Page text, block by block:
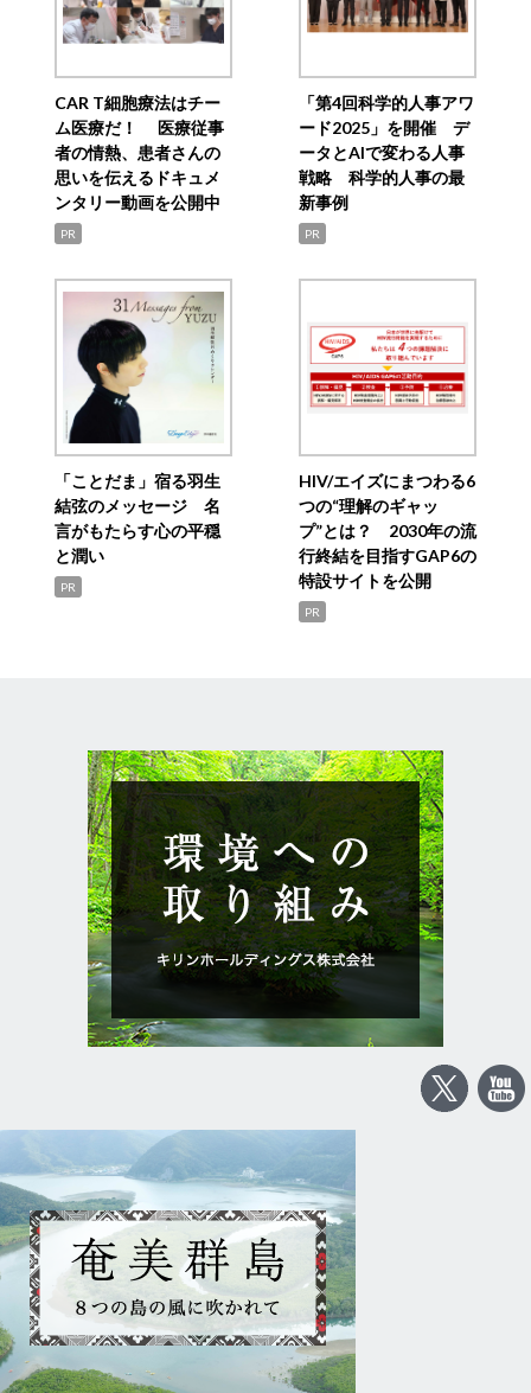
CAR T細胞療法はチー
ム医療だ！ 医療従事
者の情熱、患者さんの
思いを伝えるドキュメ
ンタリー動画を公開中
PR
「第4回科学的人事アワ
ード2025」を開催 デ
ータとAIで変わる人事
戦略 科学的人事の最
新事例
PR
「ことだま」宿る羽生
結弦のメッセージ 名
言がもたらす心の平穏
と潤い
PR
HIV/エイズにまつわる6
つの“理解のギャッ
プ”とは？ 2030年の流
行終結を目指すGAP6の
特設サイトを公開
PR